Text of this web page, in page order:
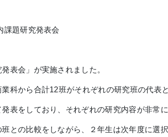
課題研究発表会
発表会」が実施されました。
科から合計12班がそれぞれの研究班の代表
表をしており、それぞれの研究内容が非常
班との比較をしながら、２年生は次年度に選